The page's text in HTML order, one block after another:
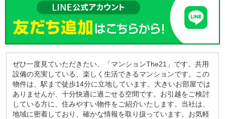
ぜひ一度見ていただきたい、「マンションThe21」です。共用
設備の充実している、楽しく生活できるマンションです。この
物件は、駅まで徒歩14分に立地しています。大きいお部屋では
ありませんが、十分快適に過ごせる空間です。お引越をご検討
している方に、住みやすい物件をご紹介いたします。当社は、
地域に密着しており、確かな情報を取り扱っています。お気軽